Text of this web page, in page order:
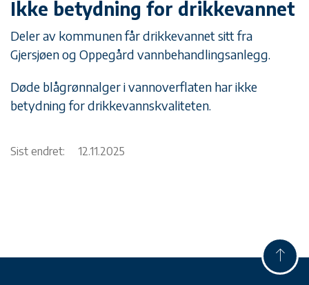
Ikke betydning for drikkevannet
Deler av kommunen får drikkevannet sitt fra
Gjersjøen og Oppegård vannbehandlingsanlegg.
Døde blågrønnalger i vannoverflaten har ikke
betydning for drikkevannskvaliteten.
Sist endret: 12.11.2025